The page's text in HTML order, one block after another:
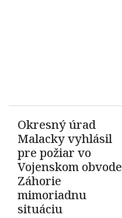
Okresný úrad
Malacky vyhlásil
pre požiar vo
Vojenskom obvode
Záhorie
mimoriadnu
situáciu